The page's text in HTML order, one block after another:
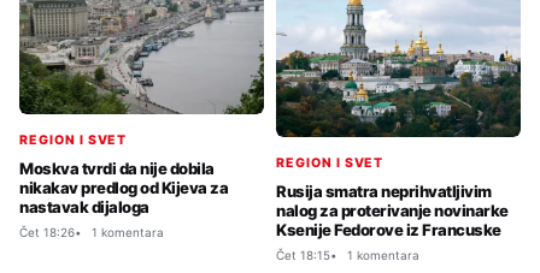
REGION I SVET
Moskva tvrdi da nije dobila
nikakav predlog od Kijeva za
nastavak dijaloga
Čet 18:26 1 komentara
REGION I SVET
Rusija smatra neprihvatljivim
nalog za proterivanje novinarke
Ksenije Fedorove iz Francuske
Čet 18:15 1 komentara